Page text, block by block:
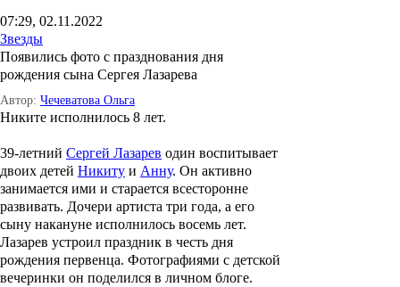
07:29, 02.11.2022
Звезды
Появились фото с празднования дня
рождения сына Сергея Лазарева
Автор: Чечеватова Ольга
Никите исполнилось 8 лет.
39-летний Сергей Лазарев один воспитывает
двоих детей Никиту и Анну. Он активно
занимается ими и старается всесторонне
развивать. Дочери артиста три года, а его
сыну накануне исполнилось восемь лет.
Лазарев устроил праздник в честь дня
рождения первенца. Фотографиями с детской
вечеринки он поделился в личном блоге.